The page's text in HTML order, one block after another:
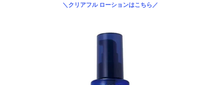
＼クリアフル ローションはこちら／